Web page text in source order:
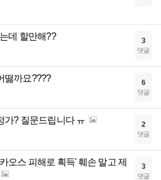
데 할만해?? 3
댓글
떯까요???? 6
댓글
가? 질문드립니다 ㅠ 2
댓글
오스 피해로 획득' 훼손 말고 제
3
댓글